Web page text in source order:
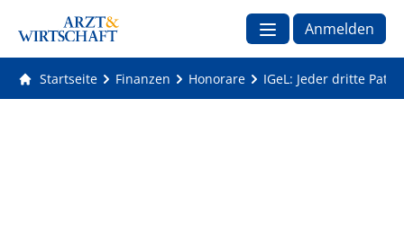
Anmelden
Startseite Finanzen Honorare IGeL: Jeder dritte